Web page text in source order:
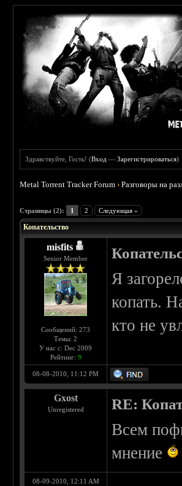
Здравствуйте, Гость! (Вход —Зарегистрироваться)
Metal Torrent Tracker Forum ›Разговоры на
Страницы (2): 1 2 Следующая »
Копательство
misfits
Senior Member
Сообщений: 273
Темы: 2
У нас с: Dec 2009
Рейтинг: 9
Я
копать.
кто не
08-08-2010, 11:12 PM
Gxost
Unregistered RE:
Всем
мнение
08-09-2010, 12:11 AM